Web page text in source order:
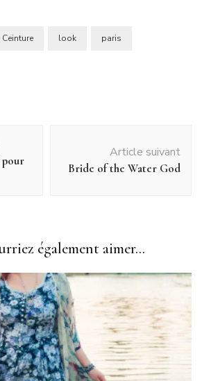
Ceinture look paris
pour
Article suivant
Bride of the Water God
également aimer...